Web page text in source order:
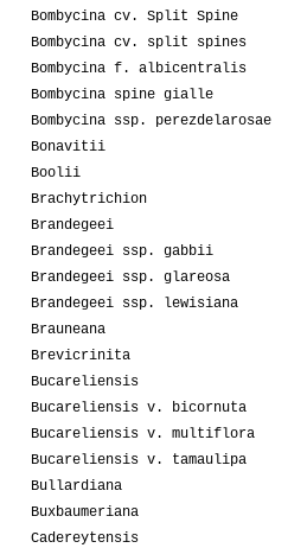
Bombycina cv. Split Spine
Bombycina cv. split spines
Bombycina f. albicentralis
Bombycina spine gialle
Bombycina ssp. perezdelarosae
Bonavitii
Boolii
Brachytrichion
Brandegeei
Brandegeei ssp. gabbii
Brandegeei ssp. glareosa
Brandegeei ssp. lewisiana
Brauneana
Brevicrinita
Bucareliensis
Bucareliensis v. bicornuta
Bucareliensis v. multiflora
Bucareliensis v. tamaulipa
Bullardiana
Buxbaumeriana
Cadereytensis